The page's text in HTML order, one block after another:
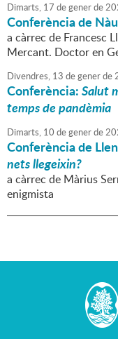
Dimarts, 17 degenerde
Conferència de
a càrrec de Francesc
Mercant. Doctor en
Divendres, 13 degenerde
Conferència:Salut
temps de pandèmia
Dimarts, 10 degenerde
Conferència de
nets llegeixin?
a càrrec de Màrius
enigmista